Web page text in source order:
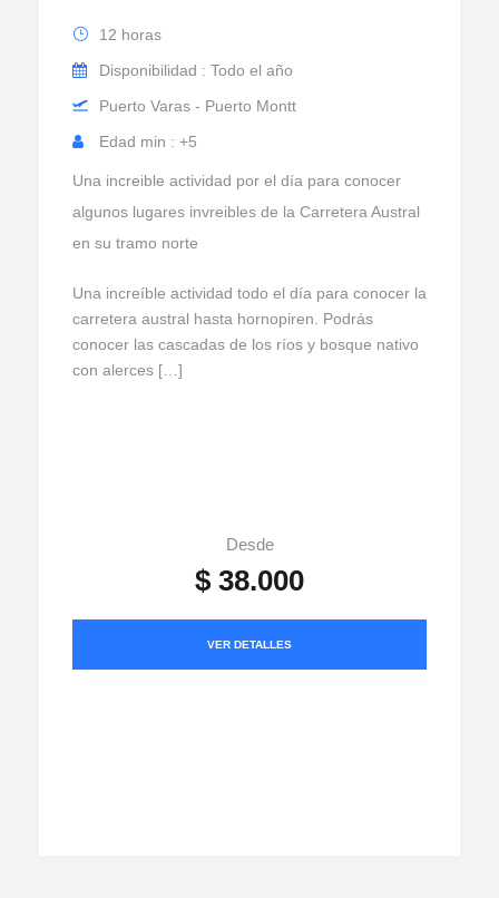
12 horas
Disponibilidad : Todo el año
Puerto Varas - Puerto Montt
Edad min : +5
Una increible actividad por el día para conocer
algunos lugares invreibles de la Carretera Austral
en su tramo norte
Una increíble actividad todo el día para conocer la
carretera austral hasta hornopiren. Podrás
conocer las cascadas de los ríos y bosque nativo
con alerces […]
Desde
$ 38.000
VER DETALLES